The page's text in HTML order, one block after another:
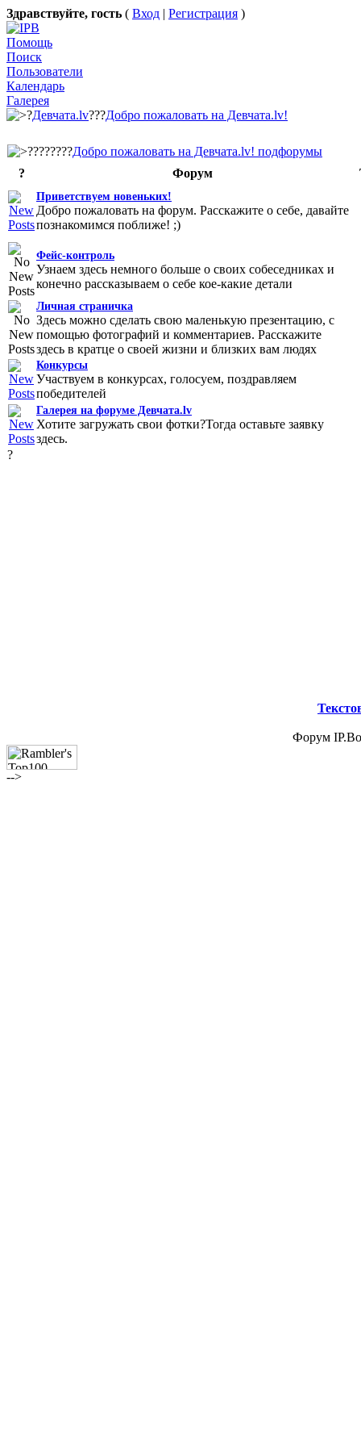
Здравствуйте, гость ( Вход | Регистрация )
Помощь
Поиск
Пользователи
Календарь
Галерея
?Девчата.lv???Добро пожаловать на Девчата.lv!
????????Добро пожаловать на Девчата.lv! подфорумы
?
Форум
Приветствуем новеньких!
Добро пожаловать на форум. Расскажите о себе, давайте
познакомимся поближе! ;)
Фейс-контроль
Узнаем здесь немного больше о своих собеседниках и
конечно рассказываем о себе кое-какие детали
Личная страничка
Здесь можно сделать свою маленькую презентацию, с
помощью фотографий и комментариев. Расскажите
здесь в кратце о своей жизни и близких вам людях
Конкурсы
Участвуем в конкурсах, голосуем, поздравляем
победителей
Галерея на форуме Девчата.lv
Хотите загружать свои фотки?Тогда оставьте заявку
здесь.
?
Форум
-->